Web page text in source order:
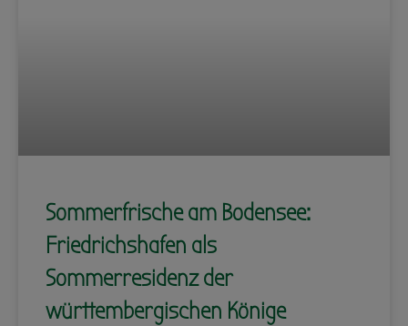
Sommerfrische am Bodensee:
Friedrichshafen als
Sommerresidenz der
württembergischen Könige